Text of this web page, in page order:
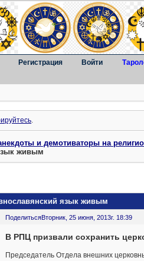
Регистрация Войти
.
и демотиваторы на
живым
язык живым
ПоделитьсяВторник, 25 июня, 2013г. 18:39
В РПЦ призвали сохранить
Председатель Отдела внешних